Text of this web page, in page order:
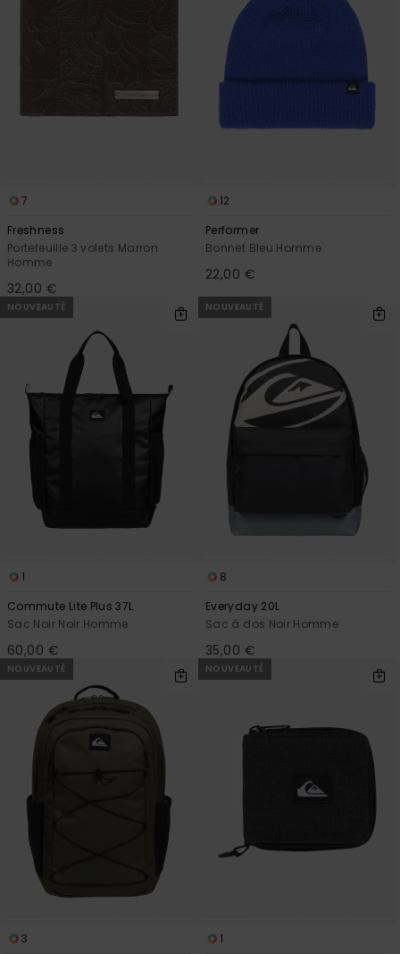
7
Freshness
Portefeuille 3 volets Marron
Homme
32,00 €
12
Performer
Bonnet Bleu Homme
22,00 €
NOUVEAUTÉ
1
Commute Lite Plus 37L
Sac Noir Noir Homme
60,00 €
NOUVEAUTÉ
8
Everyday 20L
Sac à dos Noir Homme
35,00 €
NOUVEAUTÉ
3
NOUVEAUTÉ
1